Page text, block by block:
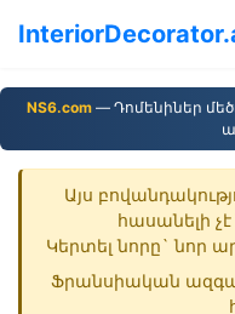
NS6.com — Դոմենիներ
Այս
հասանելի
Կերտել նորը` նոր
Ֆրանսիական